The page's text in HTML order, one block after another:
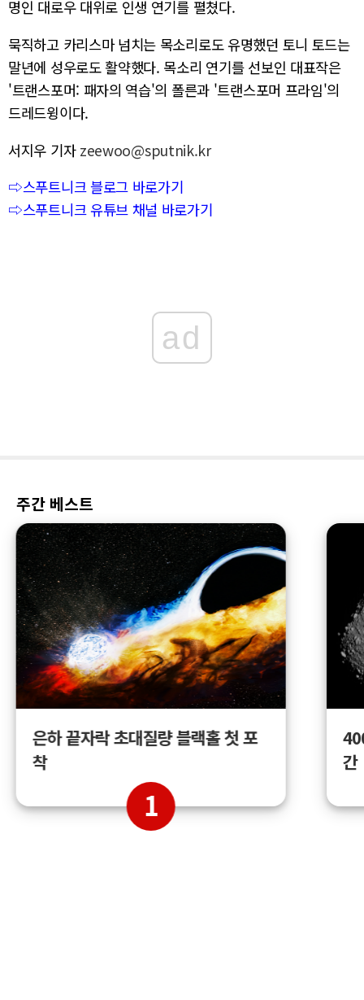
명인 대로우 대위로 인생 연기를 펼쳤다.
묵직하고 카리스마 넘치는 목소리로도 유명했던 토니 토드는
말년에 성우로도 활약했다. 목소리 연기를 선보인 대표작은
'트랜스포머: 패자의 역습'의 폴른과 '트랜스포머 프라임'의
드레드윙이다.
서지우 기자 zeewoo@sputnik.kr
⇨스푸트니크 블로그 바로가기
⇨스푸트니크 유튜브 채널 바로가기
ad
주간 베스트
은하 끝자락 초대질량 블랙홀 첫 포
착
1
간